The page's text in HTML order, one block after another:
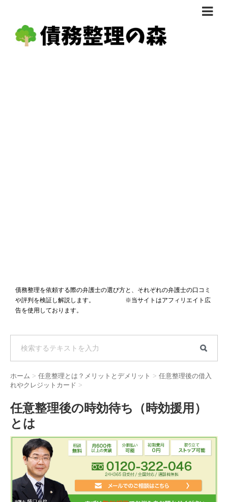
債務整理体験談
債務整理を依頼する際の弁護士の選び方と、それぞれの弁護士の口コミ
や評判を検証し解説します。 ※当サイトはアフィリエイト広
告を使用しております。
ホーム > 任意整理とは？メリットとデメリット > 任意整理後の借入
れやクレジットカード >
任意整理後の時効待ち（時効援用）
とは